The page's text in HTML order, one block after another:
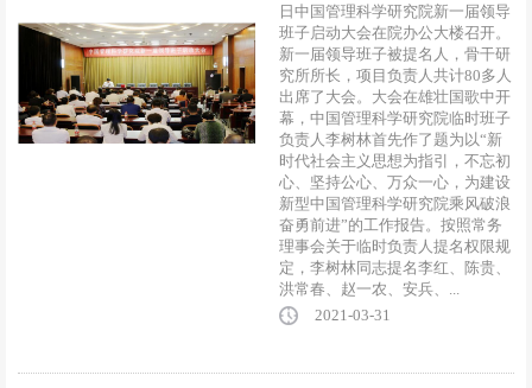
日中国管理科学研究院新一届领导
班子启动大会在院办公大楼召开。
新一届领导班子被提名人，骨干研
究所所长，项目负责人共计80多人
出席了大会。大会在雄壮国歌中开
幕，中国管理科学研究院临时班子
负责人李树林首先作了题为以“新
时代社会主义思想为指引，不忘初
心、坚持公心、万众一心，为建设
新型中国管理科学研究院乘风破浪
奋勇前进”的工作报告。按照常务
理事会关于临时负责人提名权限规
定，李树林同志提名李红、陈贵、
洪常春、赵一农、安兵、...
2021-03-31